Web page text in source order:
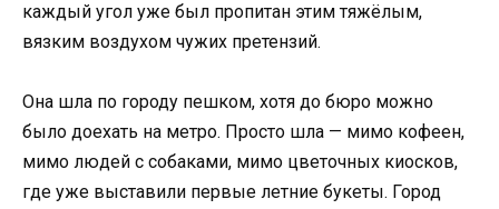
каждый угол уже был пропитан этим тяжёлым,
вязким воздухом чужих претензий.
Она шла по городу пешком, хотя до бюро можно
было доехать на метро. Просто шла — мимо кофеен,
мимо людей с собаками, мимо цветочных киосков,
где уже выставили первые летние букеты. Город